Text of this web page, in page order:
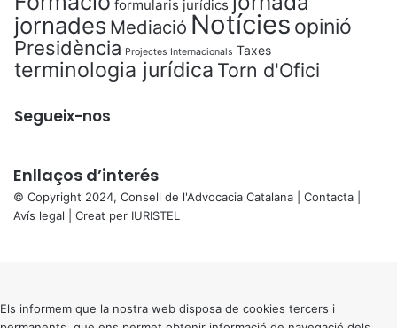
formularis jurídics
jornades Mediació Notícies opinió
Presidència Projectes Internacionals Taxes
terminologia jurídica Torn d'Ofici
Segueix-nos
Enllaços d’interés
© Copyright 2024, Consell de l'Advocacia Catalana | Contacta
Avís legal | Creat per IURISTEL
button
Els informem que la nostra web disposa de cookies tercers i